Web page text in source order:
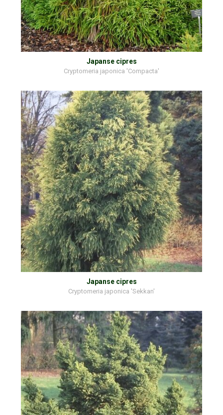
Japanse cipres
Cryptomeria japonica 'Compacta'
Japanse cipres
Cryptomeria japonica 'Sekkan'